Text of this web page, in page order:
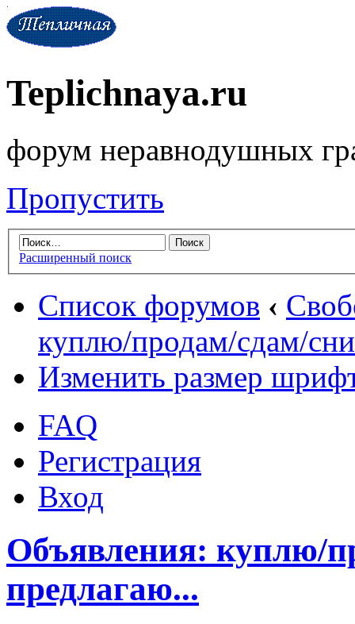
Teplichnaya.ru
форум неравнодушных
Пропустить
Расширенный поиск
Список форумов ‹
куплю/продам/сдам/
Изменить размер
FAQ
Регистрация
Вход
Объявления: куплю/
предлагаю...